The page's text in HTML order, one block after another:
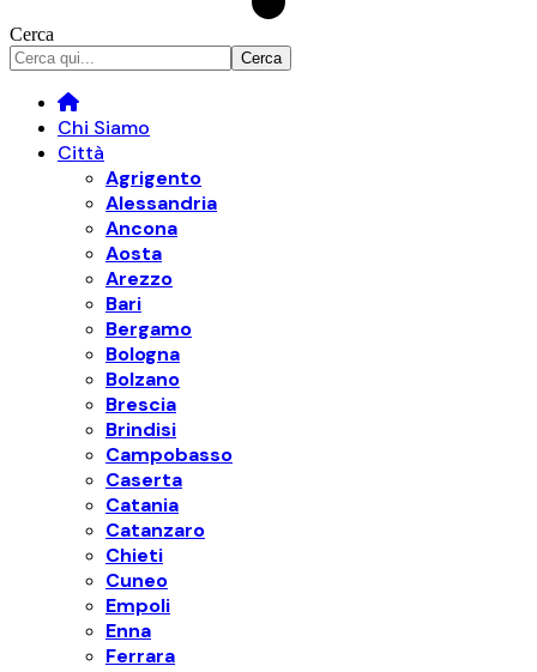
Cerca
Chi Siamo
Città
Agrigento
Alessandria
Ancona
Aosta
Arezzo
Bari
Bergamo
Bologna
Bolzano
Brescia
Brindisi
Campobasso
Caserta
Catania
Catanzaro
Chieti
Cuneo
Empoli
Enna
Ferrara